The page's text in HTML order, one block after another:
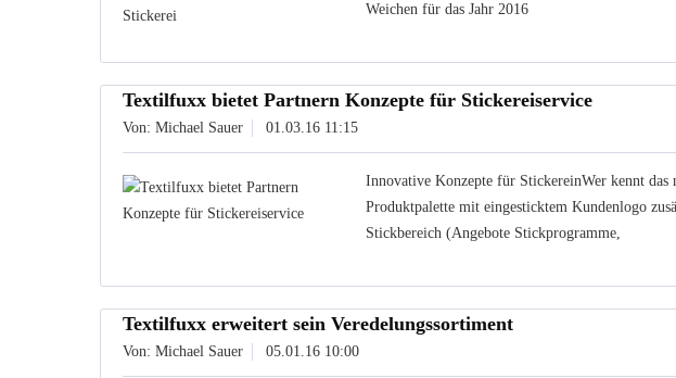
Weichen für das Jahr 2016
Textilfuxx bietet Partnern Konzepte für Stickereiservice
Von: Michael Sauer 01.03.16 11:15
Innovative Konzepte für StickereinWer kennt
Produktpalette mit eingesticktem Kundenlogo
Stickbereich (Angebote Stickprogramme,
Textilfuxx erweitert sein Veredelungssortiment
Von: Michael Sauer 05.01.16 10:00